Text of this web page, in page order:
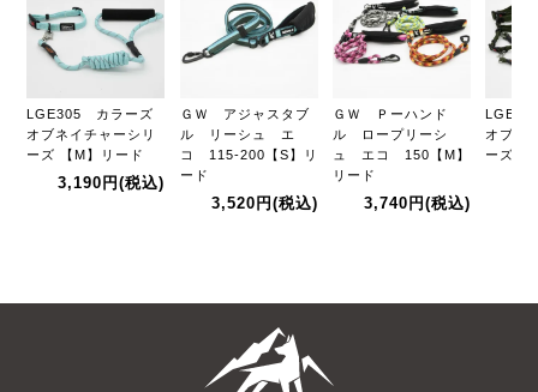
LGE305 カラーズ
オブネイチャーシリ
ーズ 【M】リード
3,190円(税込)
ＧＷ アジャスタブ
ル リーシュ エ
コ 115-200【S】リ
ード
3,520円 (税込)
ＧＷ Ｐーハンド
ル ロープリーシ
ュ エコ 150【M】
リード
3,740円 (税込)
オブネ
ーズ 【